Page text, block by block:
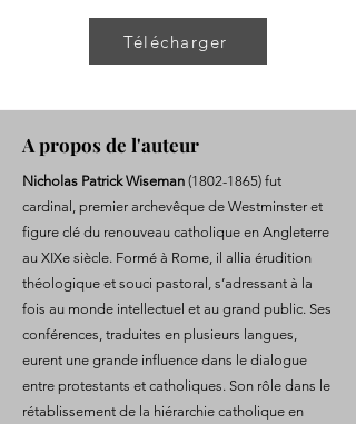
Télécharger
A propos de l'auteur
Nicholas Patrick Wiseman (1802-1865) fut
cardinal, premier archevêque de Westminster et
figure clé du renouveau catholique en Angleterre
au XIXe siècle. Formé à Rome, il allia érudition
théologique et souci pastoral, s’adressant à la
fois au monde intellectuel et au grand public. Ses
conférences, traduites en plusieurs langues,
eurent une grande influence dans le dialogue
entre protestants et catholiques. Son rôle dans le
rétablissement de la hiérarchie catholique en